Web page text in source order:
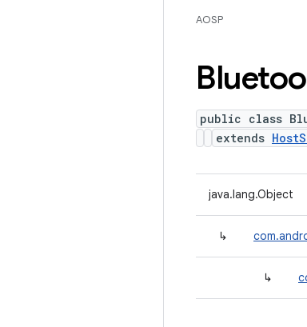
AOSP
public class
extends
java.lang.Object
↳
↳